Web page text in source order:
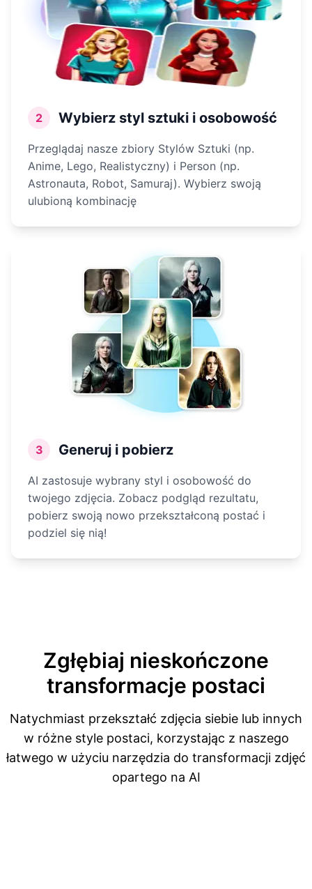
2 Wybierz styl sztuki i osobowość
Przeglądaj nasze zbiory Stylów Sztuki (np.
Anime, Lego, Realistyczny) i Person (np.
Astronauta, Robot, Samuraj). Wybierz swoją
ulubioną kombinację
3 Generuj i pobierz
AI zastosuje wybrany styl i osobowość do
twojego zdjęcia. Zobacz podgląd rezultatu,
pobierz swoją nowo przekształconą postać i
podziel się nią!
Zgłębiaj nieskończone
transformacje postaci
Natychmiast przekształć zdjęcia siebie lub innych
w różne style postaci, korzystając z naszego
łatwego w użyciu narzędzia do transformacji zdjęć
opartego na AI